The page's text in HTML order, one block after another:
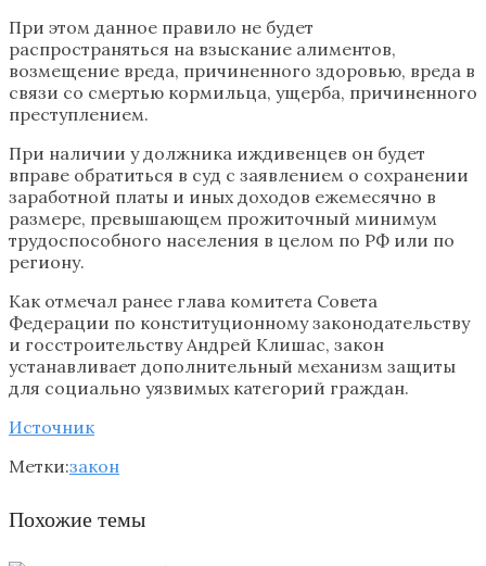
При этом данное правило не будет
распространяться на взыскание алиментов,
возмещение вреда, причиненного здоровью, вреда в
связи со смертью кормильца, ущерба, причиненного
преступлением.
При наличии у должника иждивенцев он будет
вправе обратиться в суд с заявлением о сохранении
заработной платы и иных доходов ежемесячно в
размере, превышающем прожиточный минимум
трудоспособного населения в целом по РФ или по
региону.
Как отмечал ранее глава комитета Совета
Федерации по конституционному законодательству
и госстроительству Андрей Клишас, закон
устанавливает дополнительный механизм защиты
для социально уязвимых категорий граждан.
Источник
Метки:закон
Похожие темы